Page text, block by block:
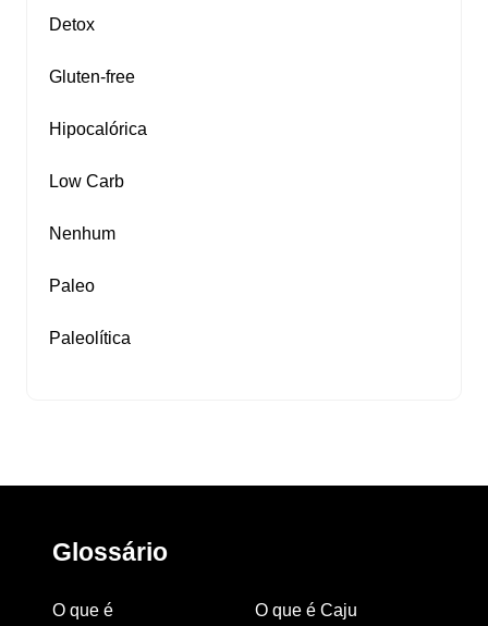
Detox
Gluten‑free
Hipocalórica
Low Carb
Nenhum
Paleo
Paleolítica
Glossário
O que é
O que é Caju